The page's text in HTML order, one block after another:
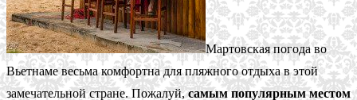
Мартовская погода во
Вьетнаме весьма комфортна для пляжного отдыха в этой
замечательной стране. Пожалуй,самым популярным местом